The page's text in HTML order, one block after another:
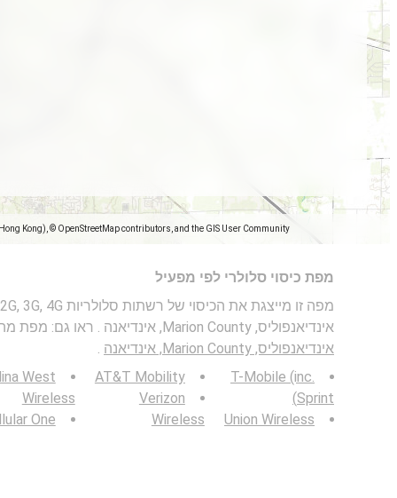
Kong), © OpenStreetMap contributors, and the GIS User Community
מפת כיסוי סלולרי לפי מפעיל
אינדיאנפוליס, Marion County, אינדיאנה . ראו גם: מפת מהירות בנייד ב-
אינדיאנפוליס, Marion County, אינדיאנה
.
T-Mobile (inc.
Sprint)
Union Wireless
AT&T Mobility
Verizon
Wireless
West
Wireless
One